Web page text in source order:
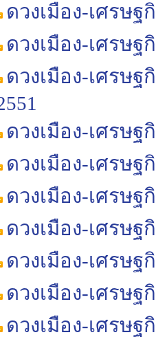
ดวงเมือง-เศรษ
ดวงเมือง-เศรษ
ดวงเมือง-เศรษ
ดวงเมือง-เศรษ
ดวงเมือง-เศรษ
ดวงเมือง-เศรษ
ดวงเมือง-เศรษ
ดวงเมือง-เศรษ
ดวงเมือง-เศรษ
ดวงเมือง-เศรษ